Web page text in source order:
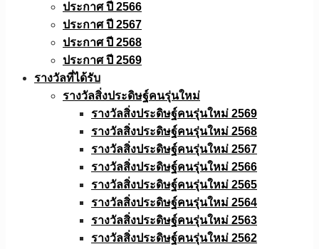
ประกาศ ปี 2566
ประกาศ ปี 2567
ประกาศ ปี 2568
ประกาศ ปี 2569
รางวัลที่ได้รับ
รางวัลสิ่งประดิษฐ์คนรุ่นใหม่
รางวัลสิ่งประดิษฐ์คนรุ่นใหม่ 2569
รางวัลสิ่งประดิษฐ์คนรุ่นใหม่ 2568
รางวัลสิ่งประดิษฐ์คนรุ่นใหม่ 2567
รางวัลสิ่งประดิษฐ์คนรุ่นใหม่ 2566
รางวัลสิ่งประดิษฐ์คนรุ่นใหม่ 2565
รางวัลสิ่งประดิษฐ์คนรุ่นใหม่ 2564
รางวัลสิ่งประดิษฐ์คนรุ่นใหม่ 2563
รางวัลสิ่งประดิษฐ์คนรุ่นใหม่ 2562